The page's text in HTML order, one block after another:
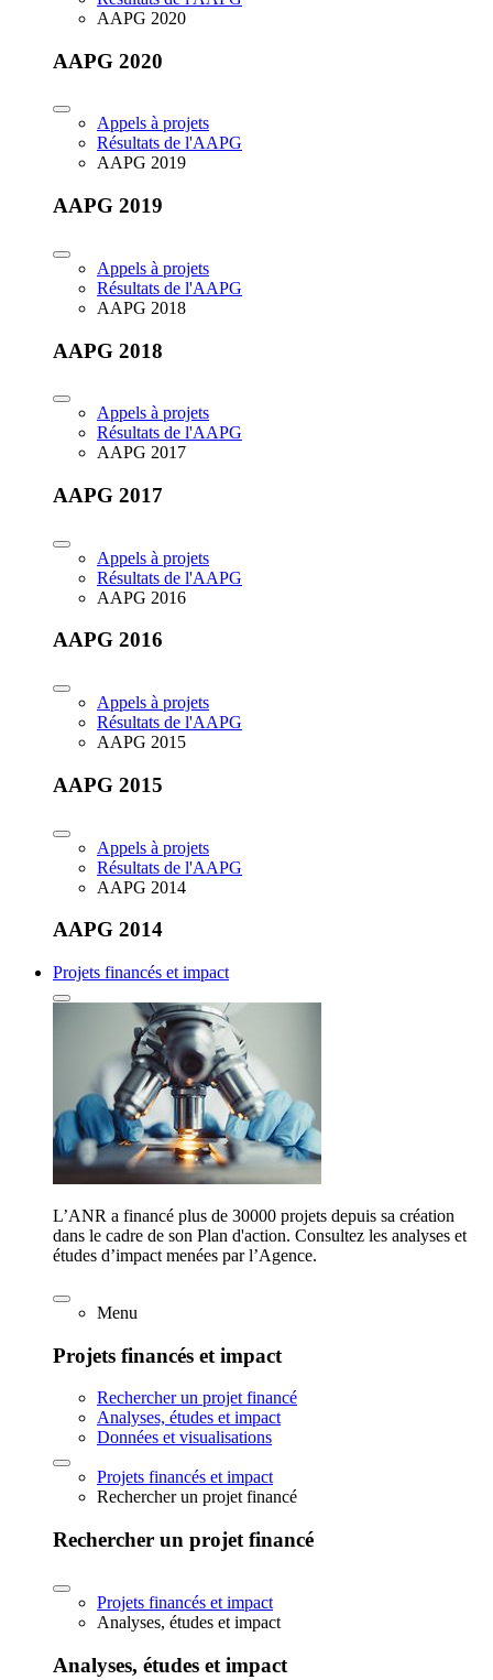
AAPG 2020
AAPG 2020
Appels à projets
Résultats de l'AAPG
AAPG 2019
AAPG 2019
Appels à projets
Résultats de l'AAPG
AAPG 2018
AAPG 2018
Appels à projets
Résultats de l'AAPG
AAPG 2017
AAPG 2017
Appels à projets
Résultats de l'AAPG
AAPG 2016
AAPG 2016
Appels à projets
Résultats de l'AAPG
AAPG 2015
AAPG 2015
Appels à projets
Résultats de l'AAPG
AAPG 2014
AAPG 2014
Projets financés et impact
L’ANR a financé plus de 30000 projets depuis sa création
dans le cadre de son Plan d'action. Consultez les analyses et
études d’impact menées par l’Agence.
Menu
Projets financés et impact
Rechercher un projet financé
Analyses, études et impact
Données et visualisations
Projets financés et impact
Rechercher un projet financé
Rechercher un projet financé
Projets financés et impact
Analyses, études et impact
Analyses, études et impact